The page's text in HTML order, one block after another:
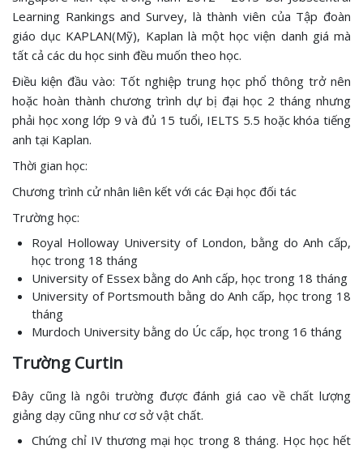
Learning Rankings and Survey, là thành viên của Tập đoàn
giáo dục KAPLAN(Mỹ), Kaplan là một học viện danh giá mà
tất cả các du học sinh đều muốn theo học.
Điều kiện đầu vào: Tốt nghiệp trung học phổ thông trở nên
hoặc hoàn thành chương trình dự bị đại học 2 tháng nhưng
phải học xong lớp 9 và đủ 15 tuổi, IELTS 5.5 hoặc khóa tiếng
anh tại Kaplan.
Thời gian học:
Chương trình cử nhân liên kết với các Đại học đối tác
Trường học:
Royal Holloway University of London, bằng do Anh cấp,
học trong 18 tháng
University of Essex bằng do Anh cấp, học trong 18 tháng
University of Portsmouth bằng do Anh cấp, học trong 18
tháng
Murdoch University bằng do Úc cấp, học trong 16 tháng
Trường Curtin
Đây cũng là ngôi trường được đánh giá cao về chất lượng
giảng dạy cũng như cơ sở vật chất.
Chứng chỉ IV thương mại học trong 8 tháng. Học học hết